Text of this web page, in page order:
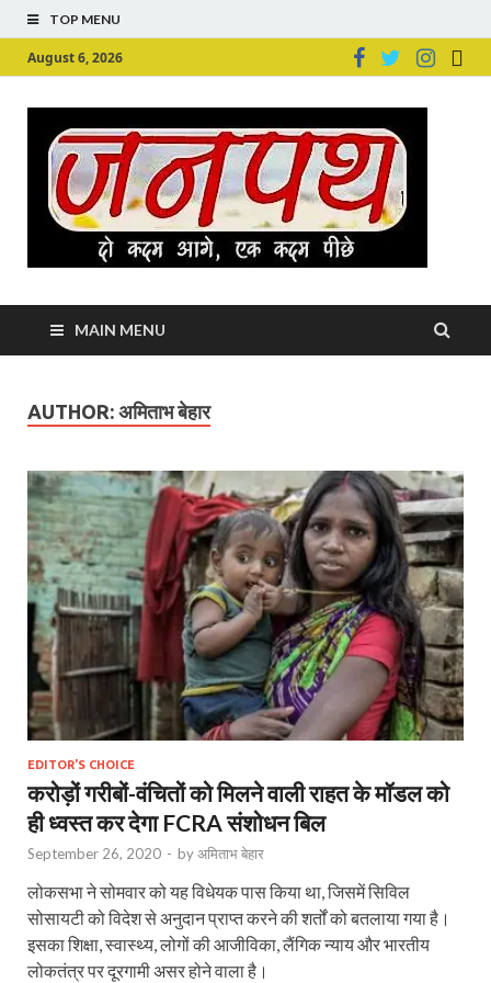
TOP MENU
August 6, 2026
MAIN MENU
AUTHOR: अमिताभ बेहार
EDITOR'S CHOICE
करोड़ों गरीबों-वंचितों को मिलने वाली राहत के मॉडल को
ही ध्वस्त कर देगा FCRA संशोधन बिल
September 26, 2020 - byअमिताभ बेहार
लोकसभा ने सोमवार को यह विधेयक पास किया था, जिसमें सिविल
सोसायटी को विदेश से अनुदान प्राप्‍त करने की शर्तों को बतलाया गया है।
इसका शिक्षा, स्‍वास्‍थ्‍य, लोगों की आजीविका, लैंगिक न्‍याय और भारतीय
लोकतंत्र पर दूरगामी असर होने वाला है।